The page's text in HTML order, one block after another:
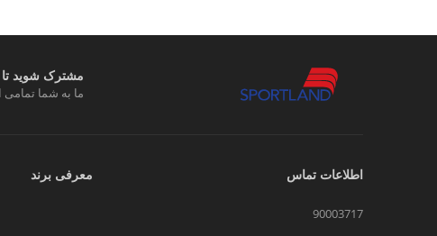
مشترک شوید تا
ما به شما تمامی
اطلاعات تماس
90003717
معرفی برند